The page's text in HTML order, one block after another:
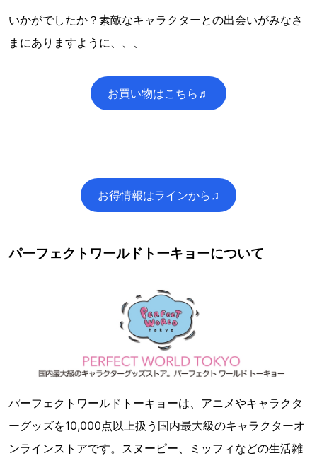
いかがでしたか？素敵なキャラクターとの出会いがみなさ
まにありますように、、、
お買い物はこちら♬
お得情報はラインから♫
パーフェクトワールドトーキョーについて
パーフェクトワールドトーキョーは、アニメやキャラクタ
ーグッズを10,000点以上扱う国内最大級のキャラクターオ
ンラインストアです。スヌーピー、ミッフィなどの生活雑